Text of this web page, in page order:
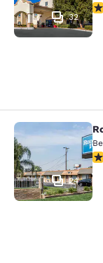
32
Rodeway
24